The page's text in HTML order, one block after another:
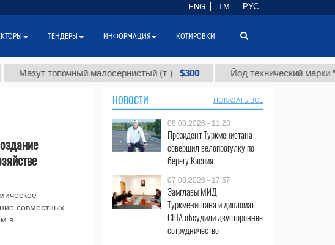
топочный малосернистый (т.) $300 Йод технический марки "А" (т.)
совместных
в
НОВОСТИ ПОКАЗАТЬ ВСЕ
08.08.2026 - 11:23
Президент Туркменистана
совершил велопрогулку по
берегу Каспия
07.08.2026 - 17:57
Замглавы МИД
Туркменистана и дипломат
США обсудили двустороннее
сотрудничество
ENG TM РУС
ТЕНДЕРЫ ИНФОРМАЦИЯ КОТИРОВКИ